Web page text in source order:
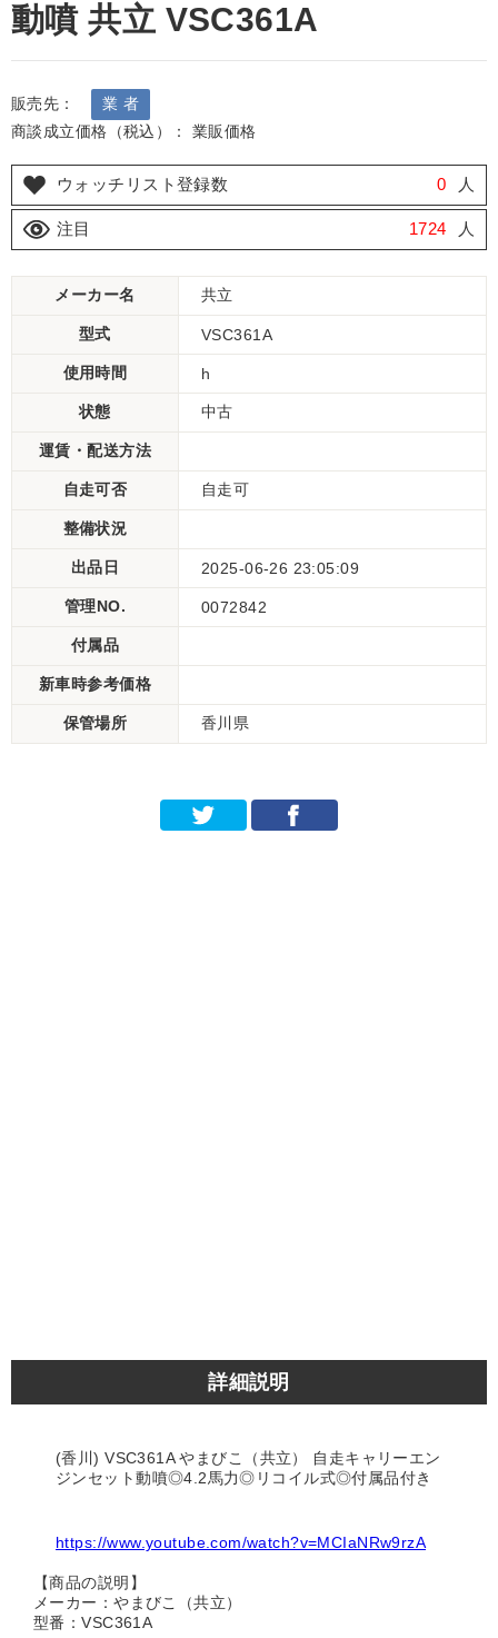
動噴 共立 VSC361A
販売先：
業 者
商談成立価格（税込）： 業販価格
ウォッチリスト登録数 0 人
注目 1724 人
メーカー名 共立
型式 VSC361A
使用時間 h
状態 中古
運賃・配送方法
自走可否 自走可
整備状況
出品日 2025-06-26 23:05:09
管理NO. 0072842
付属品
新車時参考価格
保管場所 香川県
詳細説明
(香川) VSC361A やまびこ（共立） 自走キャリーエン
ジンセット動噴◎4.2馬力◎リコイル式◎付属品付き
https://www.youtube.com/watch?v=MCIaNRw9rzA
【商品の説明】
メーカー：やまびこ（共立）
型番：VSC361A